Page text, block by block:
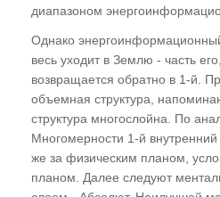
диапазоном
Однако
весь уходит в Землю - часть
возвращается обратно в 1-й.
объемная структура,
структура многослойна. По
Многомерности 1-й
же за физическим планом,
планом. Далее следуют